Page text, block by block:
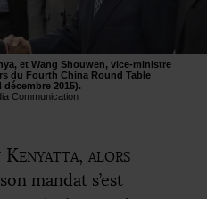
et Wang Shouwen, vice-ministre
du Fourth China Round Table
décembre 2015).
Communication
Kenyatta, alors
mandat s’est